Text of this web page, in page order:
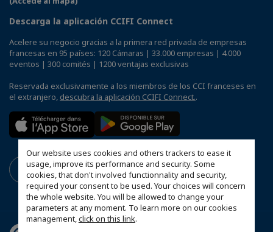
Our website uses cookies and others trackers to ease it
usage, improve its performance and security. Some
cookies, that don't involved functionnality and security,
required your consent to be used. Your choices will concern
the whole website. You will be allowed to change your
parameters at any moment. To learn more on our cookies
management,click on this link.
Descarga la aplicación CCIFI Connect
Acelere su negocio gracias a la primera red privada de empresas
francesas en 95 países: 120 Cámaras | 33.000 empresas | 4.000
eventos | 300 comités | 1200 ventajas exclusivas
Reservada exclusivamente a los miembros de los CCI franceses en
el extranjero, descubra la aplicación CCIFI Connect..